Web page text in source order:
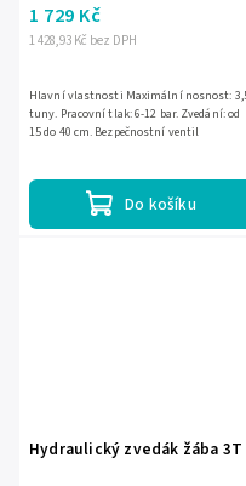
1 428,93 Kč bez DPH
1 729 Kč
Do košíku
Hlavní vlastnosti Maximální nosnost: 3,5
tuny. Pracovní tlak: 6-12 bar. Zvedání: od
15 do 40 cm. Bezpečnostní ventil
Hydraulický zvedák žába 3T